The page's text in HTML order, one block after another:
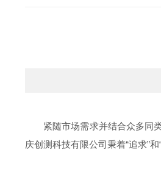
紧随市场需求并结合众多同
庆创测科技有限公司秉着“追求”